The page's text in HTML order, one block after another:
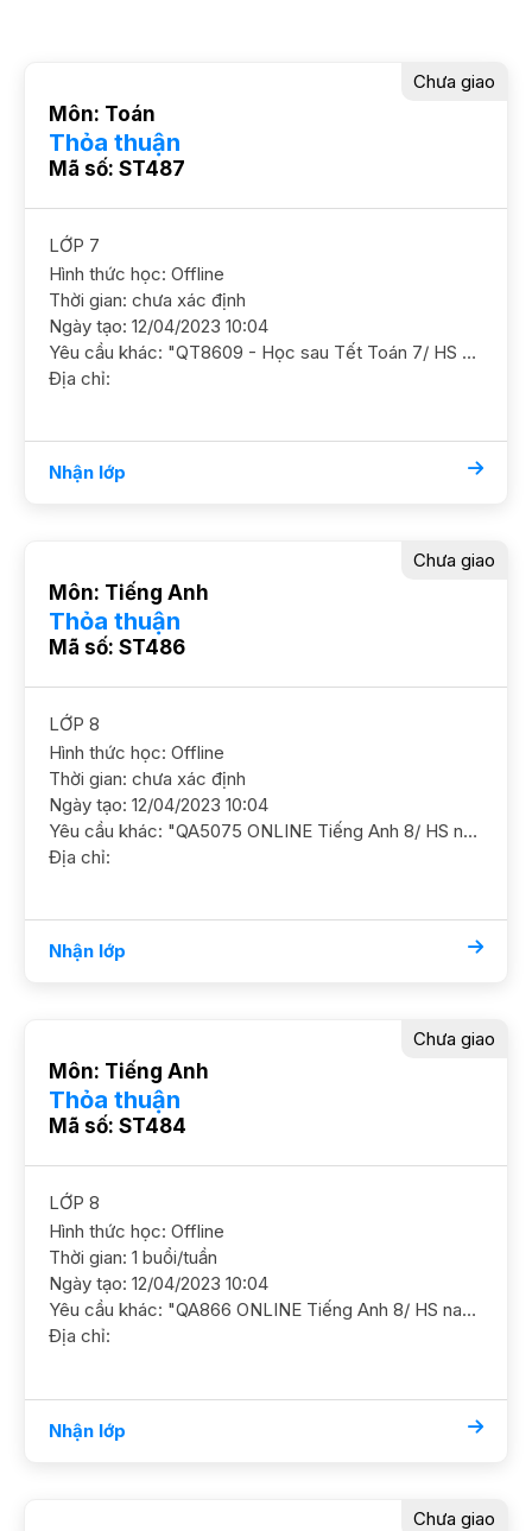
Môn: Toán
Thỏa thuận
Mã số: ST487
Chưa giao
LỚP 7
Hình thức học: Offline
Thời gian: chưa xác định
Ngày tạo: 12/04/2023 10:04
Yêu cầu khác: "QT8609 - Học sau Tết Toán 7/ HS nam / HL KháDạy tại nhà Trường Chinh, Đống Đa YC GS nam nữ ok"
Địa chỉ:
Nhận lớp
Môn: Tiếng Anh
Thỏa thuận
Mã số: ST486
Chưa giao
LỚP 8
Hình thức học: Offline
Thời gian: chưa xác định
Ngày tạo: 12/04/2023 10:04
Yêu cầu khác: "QA5075 ONLINE Tiếng Anh 8/ HS nam/ HL Khá/ THCS Nam Từ Liêm Cần GS ôn luyện chắc kiến thức ngữ pháp và rèn các kỹ năng YC GS nam nữ ok, YC NN, SP"
Địa chỉ:
Nhận lớp
Môn: Tiếng Anh
Thỏa thuận
Mã số: ST484
Chưa giao
LỚP 8
Hình thức học: Offline
Thời gian: 1 buổi/tuần
Ngày tạo: 12/04/2023 10:04
Yêu cầu khác: "QA866 ONLINE Tiếng Anh 8/ HS nam/ HL TB Cần học tốt ngữ pháp và ôn luyện thêm, ko yêu cầu cao GS nữ, muốn học thử 1b vào tối Thứ 2 ngày 9/1"
Địa chỉ:
Nhận lớp
Chưa giao